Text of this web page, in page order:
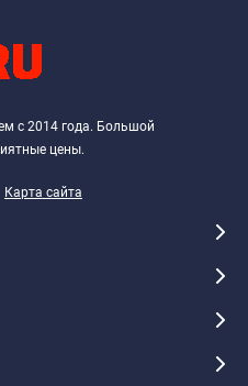
с 2014 года. Большой
цены.
Карта сайта